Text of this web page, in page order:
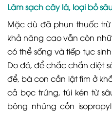
Làm sạch cây lá, loại bỏ
Mặc dù đã phun thuốc
khả năng cao vẫn còn
có thể sống và tiếp tục
Do đó, để chắc chắn diệt
để, bà con cần lật tìm ở
cả bọc trứng, túi kén từ
bông nhúng cồn